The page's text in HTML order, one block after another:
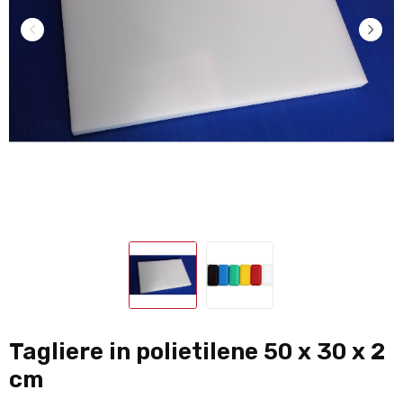
Tagliere in polietilene 50 x 30 x 2
cm